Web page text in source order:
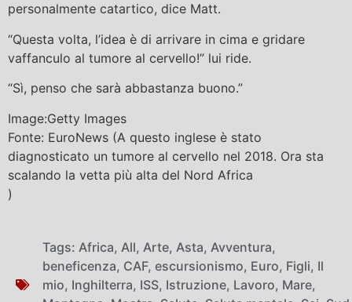
personalmente catartico, dice Matt.
“Questa volta, l’idea è di arrivare in cima e gridare
vaffanculo al tumore al cervello!” lui ride.
“Sì, penso che sarà abbastanza buono.”
Image:Getty Images
Fonte: EuroNews (A questo inglese è stato
diagnosticato un tumore al cervello nel 2018. Ora sta
scalando la vetta più alta del Nord Africa
)
Tags: Africa, All, Arte, Asta, Avventura,
beneficenza, CAF, escursionismo, Euro, Figli, Il
mio, Inghilterra, ISS, Istruzione, Lavoro, Mare,